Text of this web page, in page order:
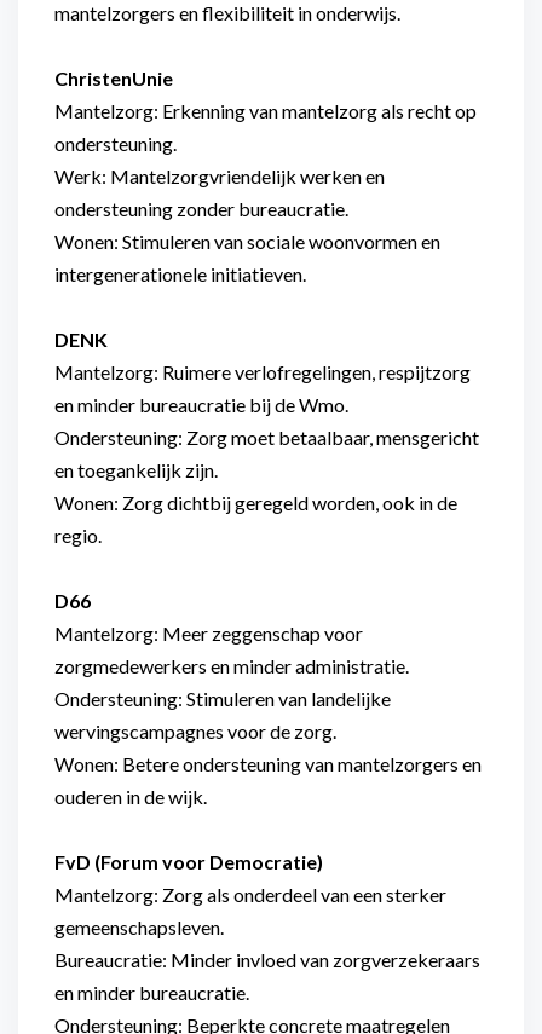
mantelzorgers en flexibiliteit in onderwijs.
ChristenUnie
Mantelzorg: Erkenning van mantelzorg als recht op
ondersteuning.
Werk: Mantelzorgvriendelijk werken en
ondersteuning zonder bureaucratie.
Wonen: Stimuleren van sociale woonvormen en
intergenerationele initiatieven.
DENK
Mantelzorg: Ruimere verlofregelingen, respijtzorg
en minder bureaucratie bij de Wmo.
Ondersteuning: Zorg moet betaalbaar, mensgericht
en toegankelijk zijn.
Wonen: Zorg dichtbij geregeld worden, ook in de
regio.
D66
Mantelzorg: Meer zeggenschap voor
zorgmedewerkers en minder administratie.
Ondersteuning: Stimuleren van landelijke
wervingscampagnes voor de zorg.
Wonen: Betere ondersteuning van mantelzorgers en
ouderen in de wijk.
FvD (Forum voor Democratie)
Mantelzorg: Zorg als onderdeel van een sterker
gemeenschapsleven.
Bureaucratie: Minder invloed van zorgverzekeraars
en minder bureaucratie.
Ondersteuning: Beperkte concrete maatregelen